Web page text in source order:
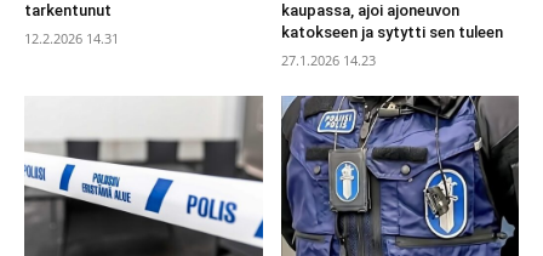
tarkentunut
12.2.2026 14.31
kaupassa, ajoi ajoneuvon
katokseen ja sytytti sen tuleen
27.1.2026 14.23